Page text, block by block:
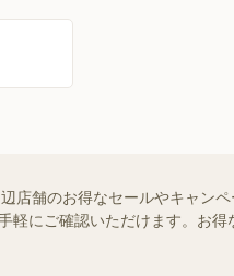
店舗のお得なセールやキャン
にご確認いただけます。お得